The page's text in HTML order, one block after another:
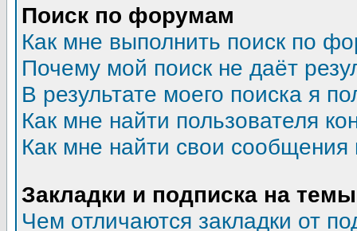
Поиск по форумам
Как мне выполнить поиск по
Почему мой поиск не даёт
В результате моего поиска я
Как мне найти пользователя
Как мне найти свои
Закладки и подписка на темы
Чем отличаются закладки от